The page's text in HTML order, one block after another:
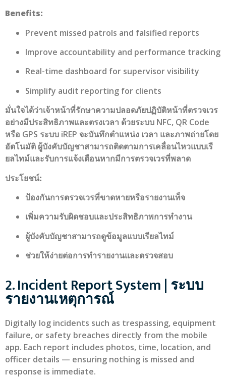
Benefits:
Prevent missed patrols and falsified reports
Improve accountability and performance tracking
Real-time dashboard for supervisor visibility
Simplify audit reporting for clients
มั่นใจได้ว่าเจ้าหน้าที่รักษาความปลอดภัยปฏิบัติหน้าที่ตรวจเวร
อย่างมีประสิทธิภาพและตรงเวลา ด้วยระบบ NFC, QR Code
หรือ GPS ระบบ iREP จะบันทึกตำแหน่ง เวลา และภาพถ่ายโดย
อัตโนมัติ ผู้บังคับบัญชาสามารถติดตามการเคลื่อนไหวแบบเรี
ยลไทม์และรับการแจ้งเตือนหากมีการตรวจเวรที่พลาด
ประโยชน์:
ป้องกันการตรวจเวรที่ขาดหายหรือรายงานเท็จ
เพิ่มความรับผิดชอบและประสิทธิภาพการทำงาน
ผู้บังคับบัญชาสามารถดูข้อมูลแบบเรียลไทม์
ช่วยให้ง่ายต่อการทำรายงานและตรวจสอบ
2. Incident Report System | ระบบ
รายงานเหตุการณ์
Digitally log incidents such as trespassing, equipment
failure, or safety breaches directly from the mobile
app. Each report includes photos, time, location, and
officer details — ensuring nothing is missed and
response is immediate.